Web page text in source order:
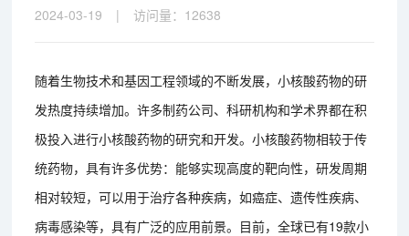
2024-03-19 | 访问量： 12638
随着生物技术和基因工程领域的不断发展，小核酸药物的研
发热度持续增加。许多制药公司、科研机构和学术界都在积
极投入进行小核酸药物的研究和开发。小核酸药物相较于传
统药物，具有许多优势：能够实现高度的靶向性，研发周期
相对较短，可以用于治疗各种疾病，如癌症、遗传性疾病、
病毒感染等，具有广泛的应用前景。目前，全球已有19款小